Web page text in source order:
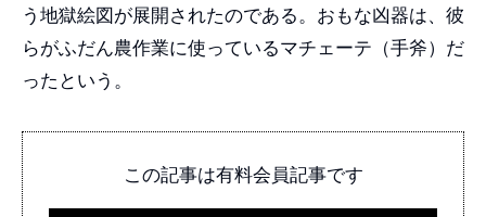
う地獄絵図が展開されたのである。おもな凶器は、彼
らがふだん農作業に使っているマチェーテ（手斧）だ
ったという。
この記事は有料会員記事です